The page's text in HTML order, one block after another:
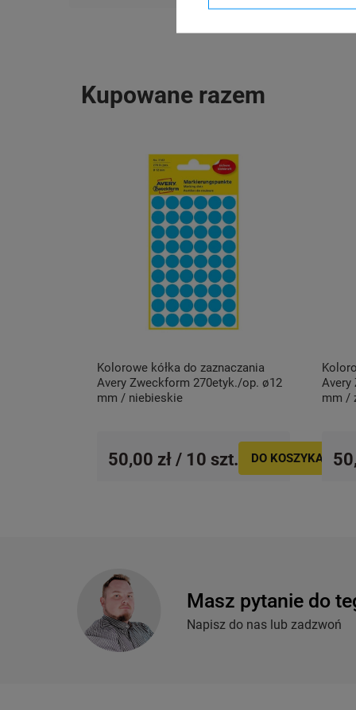
D-83626
Kupowane razem
Kolorowe kółka do zaznaczania
Avery Zweckform 270etyk./op. ø12
mm / niebieskie
50,00 zł / 10 szt. DO KOSZYKA
Avery
mm /
Masz pytanie do
Napisz do nas lub zadzwoń